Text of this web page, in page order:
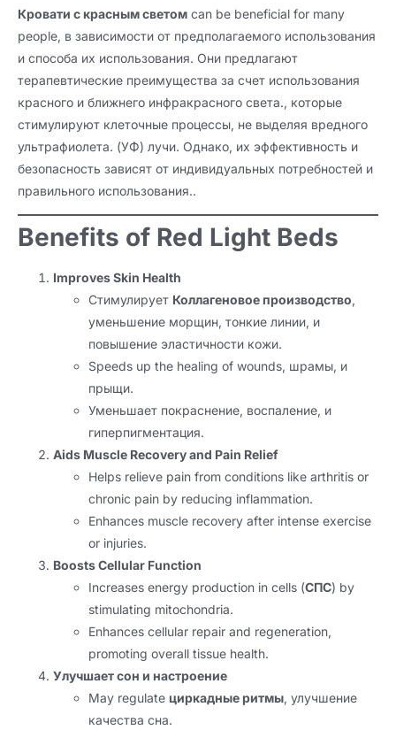
Кровати с красным светом can be beneficial for many
people, в зависимости от предполагаемого использования
и способа их использования. Они предлагают
терапевтические преимущества за счет использования
красного и ближнего инфракрасного света., которые
стимулируют клеточные процессы, не выделяя вредного
ультрафиолета. (УФ) лучи. Однако, их эффективность и
безопасность зависят от индивидуальных потребностей и
правильного использования..
Benefits of Red Light Beds
Improves Skin Health
Стимулирует Коллагеновое производство,
уменьшение морщин, тонкие линии, и
повышение эластичности кожи.
Speeds up the healing of wounds, шрамы, и
прыщи.
Уменьшает покраснение, воспаление, и
гиперпигментация.
Aids Muscle Recovery and Pain Relief
Helps relieve pain from conditions like arthritis or
chronic pain by reducing inflammation.
Enhances muscle recovery after intense exercise
or injuries.
Boosts Cellular Function
Increases energy production in cells (СПС) by
stimulating mitochondria.
Enhances cellular repair and regeneration,
promoting overall tissue health.
Улучшает сон и настроение
May regulate циркадные ритмы, улучшение
качества сна.